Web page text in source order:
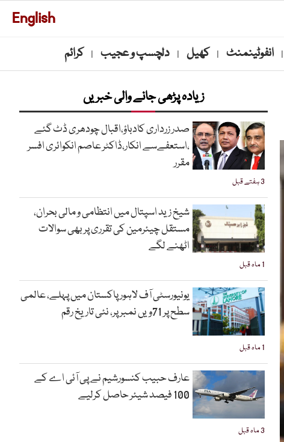
English
| انفوٹینمنٹ | کھیل | دلچسپ و عجیب | کرائم
زیادہ پڑھی جانے والی خبریں
3 ہفتے قبل
صدر زرداری کادباؤ،اقبال چودھری ڈٹ گئے
،استعفےسے انکار،ڈاکٹر عاصم انکوائری افسر
مقرر
1 ماہ قبل
شیخ زید اسپتال میں انتظامی و مالی بحران،
مستقل چیئرمین کی تقرری پر بھی سوالات
اٹھنے لگے
1 ماہ قبل
یونیورسٹی آف لاہور پاکستان میں پہلے، عالمی
سطح پر 71ویں نمبر پر، نئی تاریخ رقم
3 ماہ قبل
عارف حبیب کنسورشیم نے پی آئی اے کے
100 فیصد شیئر حاصل کرلیے